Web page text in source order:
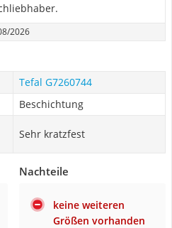
2026
Tefal G7260744
Beschichtung
Sehr kratzfest
Nachteile
keine weiteren
Größen vorhanden